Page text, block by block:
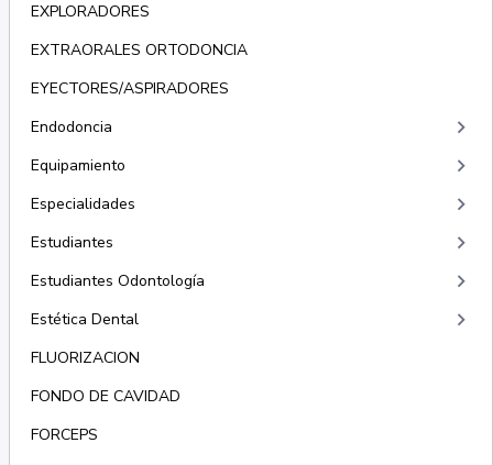
EXPLORADORES
EXTRAORALES ORTODONCIA
EYECTORES/ASPIRADORES
Endodoncia
keyboard_arrow_right
Equipamiento keyboard_arrow_right
Especialidades keyboard_arrow_right
Estudiantes keyboard_arrow_right
Estudiantes Odontología keyboard_arrow_right
Estética Dental keyboard_arrow_right
FLUORIZACION
FONDO DE CAVIDAD
FORCEPS